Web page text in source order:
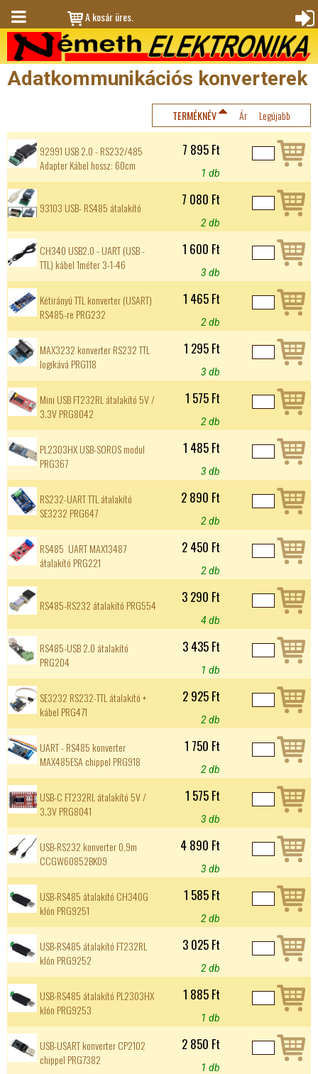
A kosár üres.
Bejele
ntkez
és
Adatkommunikációs konverterek
TERMÉKNÉV Ár Legújabb
92991 USB 2.0 - RS232/485
Adapter Kábel hossz: 60cm
7 895 Ft
1 db
93103 USB- RS485 átalakító 7 080 Ft
2 db
CH340 USB2.0 - UART (USB -
TTL) kábel 1méter 3-1-46
1 600 Ft
3 db
Kétirányú TTL konverter (USART)
RS485-re PRG232
1 465 Ft
2 db
MAX3232 konverter RS232 TTL
logikává PRG118
1 295 Ft
3 db
Mini USB FT232RL átalakító 5V /
3.3V PRG8042
1 575 Ft
2 db
PL2303HX USB-SOROS modul
PRG367
1 485 Ft
3 db
RS232-UART TTL átalakító
SE3232 PRG647
2 890 Ft
2 db
RS485  UART MAX13487
átalakító PRG221
2 450 Ft
2 db
RS485-RS232 átalakító PRG554 3 290 Ft
4 db
RS485-USB 2.0 átalakító
PRG204
3 435 Ft
1 db
SE3232 RS232-TTL átalakító +
kábel PRG471
2 925 Ft
2 db
UART - RS485 konverter
MAX485ESA chippel PRG918
1 750 Ft
2 db
USB-C FT232RL átalakító 5V /
3.3V PRG8041
1 575 Ft
3 db
USB-RS232 konverter 0,9m
CCGW60852BK09
4 890 Ft
3 db
USB-RS485 átalakító CH340G
klón PRG9251
1 585 Ft
2 db
USB-RS485 átalakító FT232RL
klón PRG9252
3 025 Ft
2 db
USB-RS485 átalakító PL2303HX
klón PRG9253
1 885 Ft
1 db
USB-USART konverter CP2102
chippel PRG7382
2 850 Ft
1 db
M
en
ü